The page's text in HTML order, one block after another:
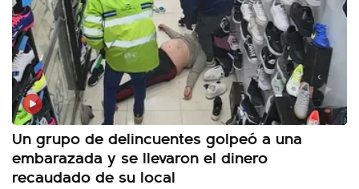
Un grupo de delincuentes golpeó a una
embarazada y se llevaron el dinero
recaudado de su local